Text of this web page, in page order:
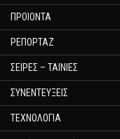
ΠΡΟΙΟΝΤΑ
ΡΕΠΟΡΤΑΖ
ΣΕΙΡΕΣ – ΤΑΙΝΙΕΣ
ΣΥΝΕΝΤΕΥΞΕΙΣ
ΤΕΧΝΟΛΟΓΙΑ